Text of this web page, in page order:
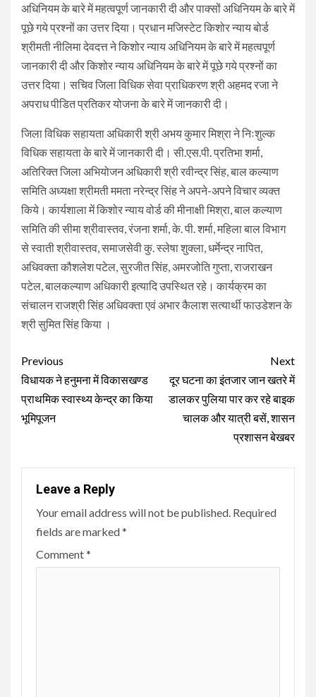
अधिनियम के बारे में महत्वपूर्ण जानकारी दी और पाक्सों अधिनियम के बारे में
पूछे गये प्रश्नों का उत्तर दिया। प्रधान मजिस्टेट किशोर न्याय बोर्ड
श्रीमती नीलिमा देवदत्त ने किशोर न्याय अधिनियम के बारे में महत्वपूर्ण
जानकारी दी और किशोर न्याय अधिनियम के बारे में पूछे गये प्रश्नों का
उत्तर दिया। सचिव जिला विधिक सेवा प्राधिकरण श्री अहमद रजा ने
अपराध पीडित प्रतिकर योजना के बारे में जानकारी दी।
जिला विधिक सहायता अधिकारी श्री अभय कुमार मिश्रा ने निःशुल्क
विधिक सहायता के बारे में जानकारी दी। सी.एस.पी. प्रतिभा शर्मा,
अतिरिक्त जिला अभियोजन अधिकारी श्री रवीन्द्र सिंह, बाल कल्याण
समिति अध्यक्षा श्रीमती ममता नरेन्द्र सिंह ने अपने-अपने विचार व्यक्त
किये। कार्यशाला में किशोर न्याय वोर्ड की मीनाक्षी मिश्रा, बाल कल्याण
समिति की सीमा श्रीवास्तव, रंजना शर्मा, के. पी. शर्मा, महिला बाल विभाग
से स्वाती श्रीवास्तव, समाजसेवी कु. स्लेषा शुक्ला, धर्मेन्द्र नापित,
अधिवक्ता कौशलेश पटेल, सुरजीत सिंह, अमरजोति गुप्ता, राजराखन
पटेल, बालकल्याण अधिकारी इत्यादि उपस्थित रहे। कार्यक्रम का
संचालन राजश्री सिंह अधिवक्ता एवं अभार कैलाश सत्यार्थी फाउडेशन के
श्री सुमित सिंह किया ।
Continue
Reading
Previous
विधायक ने हनुमना में विकासखण्ड
प्राथमिक स्वास्थ्य केन्द्र का किया
भूमिपूजन
Next
दूर घटना का इंतजार जान खतरे में
डालकर पुलिया पार कर रहे बाइक
चालक और यात्री बसें, शासन
प्रशासन बेखबर
Leave a Reply
Your email address will not be published. Required
fields are marked*
Comment*